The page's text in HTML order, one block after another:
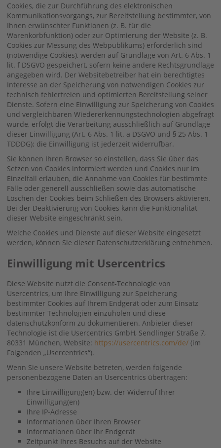
Cookies, die zur Durchführung des elektronischen
Kommunikationsvorgangs, zur Bereitstellung bestimmter, von
Ihnen erwünschter Funktionen (z. B. für die
Warenkorbfunktion) oder zur Optimierung der Website (z. B.
Cookies zur Messung des Webpublikums) erforderlich sind
(notwendige Cookies), werden auf Grundlage von Art. 6 Abs. 1
lit. f DSGVO gespeichert, sofern keine andere Rechtsgrundlage
angegeben wird. Der Websitebetreiber hat ein berechtigtes
Interesse an der Speicherung von notwendigen Cookies zur
technisch fehlerfreien und optimierten Bereitstellung seiner
Dienste. Sofern eine Einwilligung zur Speicherung von Cookies
und vergleichbaren Wiedererkennungstechnologien abgefragt
wurde, erfolgt die Verarbeitung ausschließlich auf Grundlage
dieser Einwilligung (Art. 6 Abs. 1 lit. a DSGVO und § 25 Abs. 1
TDDDG); die Einwilligung ist jederzeit widerrufbar.
Sie können Ihren Browser so einstellen, dass Sie über das
Setzen von Cookies informiert werden und Cookies nur im
Einzelfall erlauben, die Annahme von Cookies für bestimmte
Fälle oder generell ausschließen sowie das automatische
Löschen der Cookies beim Schließen des Browsers aktivieren.
Bei der Deaktivierung von Cookies kann die Funktionalität
dieser Website eingeschränkt sein.
Welche Cookies und Dienste auf dieser Website eingesetzt
werden, können Sie dieser Datenschutzerklärung entnehmen.
Einwilligung mit Usercentrics
Diese Website nutzt die Consent-Technologie von
Usercentrics, um Ihre Einwilligung zur Speicherung
bestimmter Cookies auf Ihrem Endgerät oder zum Einsatz
bestimmter Technologien einzuholen und diese
datenschutzkonform zu dokumentieren. Anbieter dieser
Technologie ist die Usercentrics GmbH, Sendlinger Straße 7,
80331 München, Website: https://usercentrics.com/de/ (im
Folgenden „Usercentrics“).
Wenn Sie unsere Website betreten, werden folgende
personenbezogene Daten an Usercentrics übertragen:
Ihre Einwilligung(en) bzw. der Widerruf Ihrer
Einwilligung(en)
Ihre IP-Adresse
Informationen über Ihren Browser
Informationen über Ihr Endgerät
Zeitpunkt Ihres Besuchs auf der Website